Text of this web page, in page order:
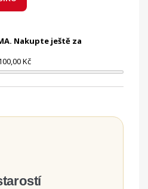
Nakupte ještě za
Kč